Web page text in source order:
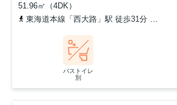
51.96㎡（4DK）
東海道本線「西大路」駅 徒歩31分
バストイレ
別